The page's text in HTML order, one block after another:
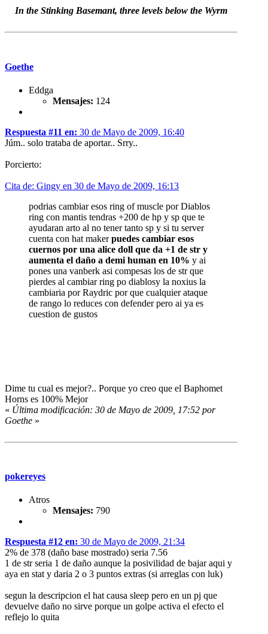
In the Stinking Basemant, three levels below the Wyrm
Goethe
Eddga
Mensajes: 124
Respuesta #11 en: 30 de Mayo de 2009, 16:40
Júm.. solo trataba de aportar.. Srry..
Porcierto:
Cita de: Gingy en 30 de Mayo de 2009, 16:13
podrias cambiar esos ring of muscle por Diablos
ring con mantis tendras +200 de hp y sp que te
ayudaran arto al no tener tanto sp y si tu server
cuenta con hat makerpuedes cambiar esos
cuernos por una alice doll que da +1 de str y
aumenta el daño a demi human en 10% y ai
pones una vanberk asi compesas los de str que
pierdes al cambiar ring po diablosy la noxius la
cambiaria por Raydric por que cualquier ataque
de rango lo reduces con defender pero ai ya es
cuestion de gustos
Dime tu cual es mejor?.. Porque yo creo que el Baphomet
Horns es 100% Mejor
« Última modificación: 30 de Mayo de 2009, 17:52 por
Goethe »
pokereyes
Atros
Mensajes: 790
Respuesta #12 en: 30 de Mayo de 2009, 21:34
2% de 378 (daño base mostrado) seria 7.56
1 de str seria 1 de daño aunque la posivilidad de bajar aqui y
aya en stat y daria 2 o 3 puntos extras (si arreglas con luk)
segun la descripcion el hat causa sleep pero en un pj que
devuelve daño no sirve porque un golpe activa el efecto el
reflejo lo quita